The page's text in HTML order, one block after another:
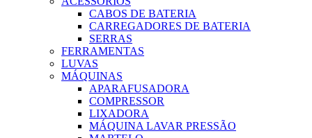
CABOS DE BATERIA
CARREGADORES DE BATERIA
SERRAS
FERRAMENTAS
LUVAS
MÁQUINAS
APARAFUSADORA
COMPRESSOR
LIXADORA
MÁQUINA LAVAR PRESSÃO